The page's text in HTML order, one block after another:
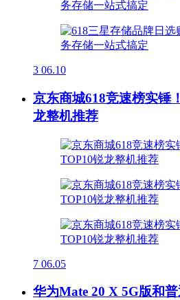
3 06.10
京东商城618竞速榜实锤
龙整机推荐
7 06.05
华为Mate 20 X 5G版和